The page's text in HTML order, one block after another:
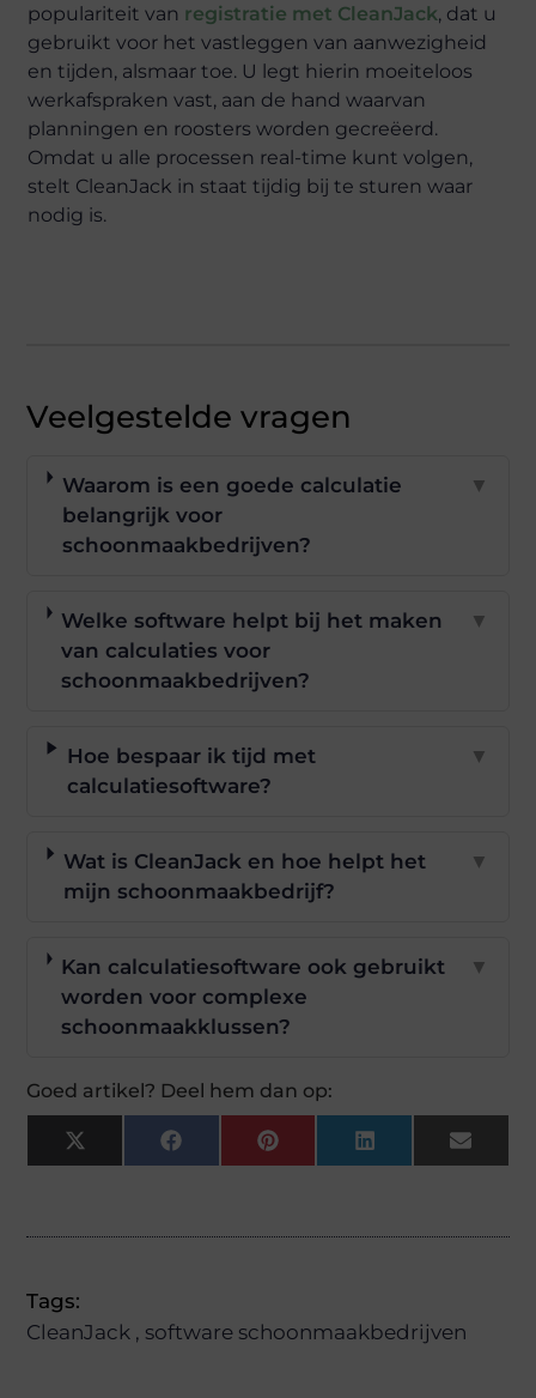
populariteit van registratie met CleanJack, dat u
gebruikt voor het vastleggen van aanwezigheid
en tijden, alsmaar toe. U legt hierin moeiteloos
werkafspraken vast, aan de hand waarvan
planningen en roosters worden gecreëerd.
Omdat u alle processen real-time kunt volgen,
stelt CleanJack in staat tijdig bij te sturen waar
nodig is.
Veelgestelde vragen
Waarom is een goede calculatie
belangrijk voor
schoonmaakbedrijven?
▼
Welke software helpt bij het maken
van calculaties voor
schoonmaakbedrijven?
▼
Hoe bespaar ik tijd met
calculatiesoftware?
▼
Wat is CleanJack en hoe helpt het
mijn schoonmaakbedrijf?
▼
Kan calculatiesoftware ook gebruikt
worden voor complexe
schoonmaakklussen?
▼
Goed artikel? Deel hem dan op:
X
(Twitter)
FacebookPinterestLinkedInEmail
Tags:
CleanJack , software schoonmaakbedrijven